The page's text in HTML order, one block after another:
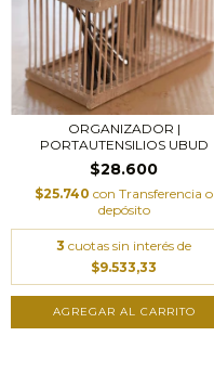
ORGANIZADOR |
PORTAUTENSILIOS UBUD
$28.600
$25.740 con Transferencia o
depósito
3 cuotas sin interés de
$9.533,33